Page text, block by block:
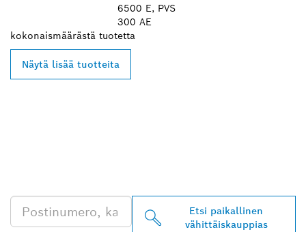
6500 E, PVS
300 AE
kokonaismäärästä tuotetta
Näytä lisää tuotteita
Etsi paikallinen
vähittäiskauppias